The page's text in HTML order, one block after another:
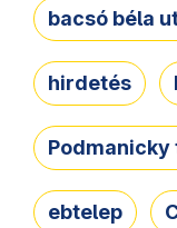
bacsó béla
hirdetés
Podmanicky
ebtelep